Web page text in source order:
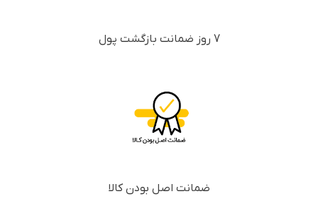
7 روز ضمانت بازگشت پول
ضمانت اصل بودن کالا